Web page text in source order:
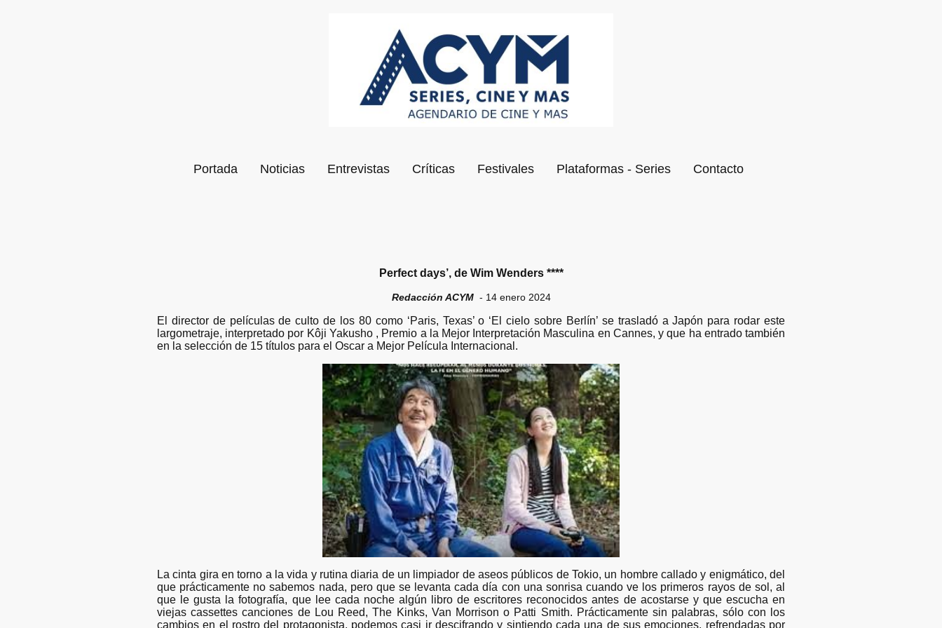
Portada Noticias Entrevistas Críticas Festivales Plataformas - Series Contacto
Perfect days’, de Wim Wenders ****
Redacción ACYM - 14 enero 2024
El director de películas de culto de los 80 como ‘Paris, Texas’ o ‘El cielo sobre Berlín’ se trasladó a Japón para rodar este
largometraje, interpretado por Kôji Yakusho , Premio a la Mejor Interpretación Masculina en Cannes, y que ha entrado también
en la selección de 15 títulos para el Oscar a Mejor Película Internacional.
La cinta gira en torno a la vida y rutina diaria de un limpiador de aseos públicos de Tokio, un hombre callado y enigmático, del
que prácticamente no sabemos nada, pero que se levanta cada día con una sonrisa cuando ve los primeros rayos de sol, al
que le gusta la fotografía, que lee cada noche algún libro de escritores reconocidos antes de acostarse y que escucha en
viejas cassettes canciones de Lou Reed, The Kinks, Van Morrison o Patti Smith. Prácticamente sin palabras, sólo con los
cambios en el rostro del protagonista, podemos casi ir descifrando y sintiendo cada una de sus emociones, refrendadas por